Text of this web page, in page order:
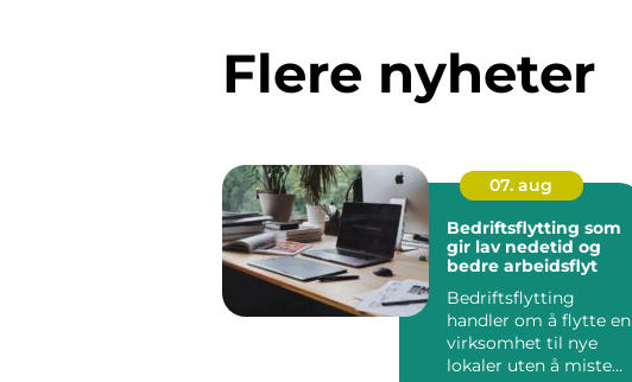
Flere nyheter
07. aug
Bedriftsflytting som
gir lav nedetid og
bedre arbeidsflyt
Bedriftsflytting
handler om å flytte en
virksomhet til nye
lokaler uten å miste